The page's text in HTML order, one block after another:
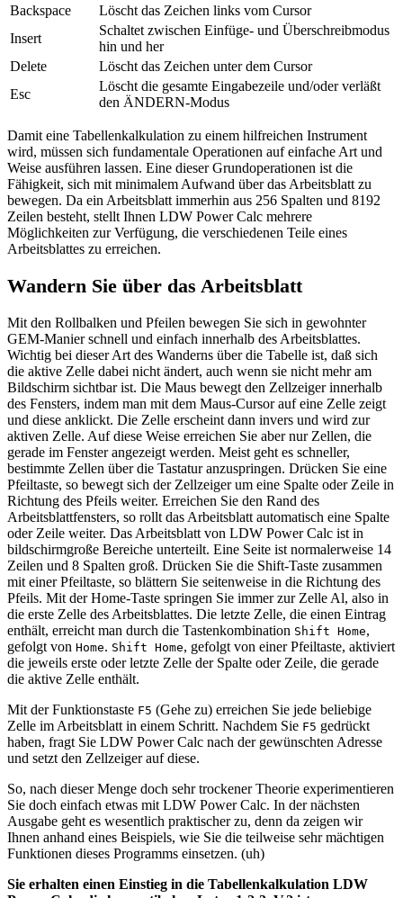
Backspace
Löscht das Zeichen links vom Cursor
Insert
Schaltet zwischen Einfüge- und Überschreibmodus
hin und her
Delete
Löscht das Zeichen unter dem Cursor
Esc
Löscht die gesamte Eingabezeile und/oder verläßt
den ÄNDERN-Modus
Damit eine Tabellenkalkulation zu einem hilfreichen Instrument
wird, müssen sich fundamentale Operationen auf einfache Art und
Weise ausführen lassen. Eine dieser Grundoperationen ist die
Fähigkeit, sich mit minimalem Aufwand über das Arbeitsblatt zu
bewegen. Da ein Arbeitsblatt immerhin aus 256 Spalten und 8192
Zeilen besteht, stellt Ihnen LDW Power Calc mehrere
Möglichkeiten zur Verfügung, die verschiedenen Teile eines
Arbeitsblattes zu erreichen.
Wandern Sie über das Arbeitsblatt
Mit den Rollbalken und Pfeilen bewegen Sie sich in gewohnter
GEM-Manier schnell und einfach innerhalb des Arbeitsblattes.
Wichtig bei dieser Art des Wanderns über die Tabelle ist, daß sich
die aktive Zelle dabei nicht ändert, auch wenn sie nicht mehr am
Bildschirm sichtbar ist. Die Maus bewegt den Zellzeiger innerhalb
des Fensters, indem man mit dem Maus-Cursor auf eine Zelle zeigt
und diese anklickt. Die Zelle erscheint dann invers und wird zur
aktiven Zelle. Auf diese Weise erreichen Sie aber nur Zellen, die
gerade im Fenster angezeigt werden. Meist geht es schneller,
bestimmte Zellen über die Tastatur anzuspringen. Drücken Sie eine
Pfeiltaste, so bewegt sich der Zellzeiger um eine Spalte oder Zeile in
Richtung des Pfeils weiter. Erreichen Sie den Rand des
Arbeitsblattfensters, so rollt das Arbeitsblatt automatisch eine Spalte
oder Zeile weiter. Das Arbeitsblatt von LDW Power Calc ist in
bildschirmgroße Bereiche unterteilt. Eine Seite ist normalerweise 14
Zeilen und 8 Spalten groß. Drücken Sie die Shift-Taste zusammen
mit einer Pfeiltaste, so blättern Sie seitenweise in die Richtung des
Pfeils. Mit der Home-Taste springen Sie immer zur Zelle Al, also in
die erste Zelle des Arbeitsblattes. Die letzte Zelle, die einen Eintrag
enthält, erreicht man durch die Tastenkombination Shift Home,
gefolgt von Home. Shift Home, gefolgt von einer Pfeiltaste, aktiviert
die jeweils erste oder letzte Zelle der Spalte oder Zeile, die gerade
die aktive Zelle enthält.
Mit der Funktionstaste F5 (Gehe zu) erreichen Sie jede beliebige
Zelle im Arbeitsblatt in einem Schritt. Nachdem Sie F5 gedrückt
haben, fragt Sie LDW Power Calc nach der gewünschten Adresse
und setzt den Zellzeiger auf diese.
So, nach dieser Menge doch sehr trockener Theorie experimentieren
Sie doch einfach etwas mit LDW Power Calc. In der nächsten
Ausgabe geht es wesentlich praktischer zu, denn da zeigen wir
Ihnen anhand eines Beispiels, wie Sie die teilweise sehr mächtigen
Funktionen dieses Programms einsetzen. (uh)
Sie erhalten einen Einstieg in die Tabellenkalkulation LDW